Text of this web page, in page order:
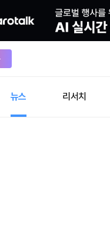
뉴스 리서치